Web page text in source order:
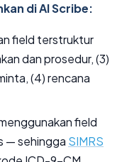
di AI Scribe:
field terstruktur
dan prosedur, (3)
(4) rencana
field
— sehingga SIMRS